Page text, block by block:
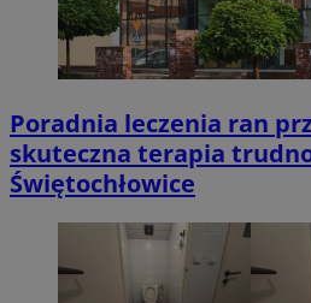
Poradnia leczenia ran
skuteczna terapia
Świętochłowice